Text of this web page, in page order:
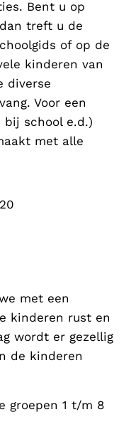
Bent u op
treft u de
of op de
kinderen van
diverse
Voor een
bij school e.d.)
met alle
met een
kinderen rust en
wordt er gezellig
de kinderen
groepen 1 t/m 8